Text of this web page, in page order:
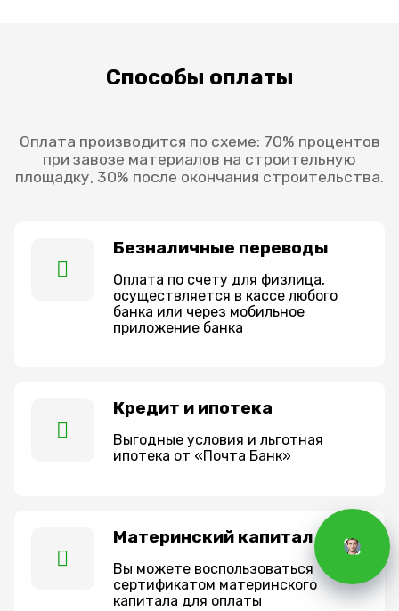
Способы оплаты
Оплата производится по схеме: 70% процентов
при завозе материалов на строительную
площадку, 30% после окончания строительства.
Безналичные переводы
Оплата по счету для физлица,
осуществляется в кассе любого
банка или через мобильное
приложение банка
Кредит и ипотека
Выгодные условия и льготная
ипотека от «Почта Банк»
Материнский капитал
Вы можете воспользоваться
сертификатом материнского
капитала для оплаты